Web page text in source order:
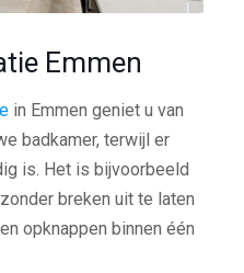
Emmen
in Emmen geniet u van
badkamer, terwijl er
is. Het is bijvoorbeeld
breken uit te laten
opknappen binnen één